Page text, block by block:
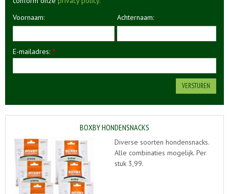
Voornaam:
Achternaam:
E-mailadres: *
BOXBY HONDENSNACKS
Diverse soorten hondensnacks.
Alle combinaties mogelijk. Per
stuk 3,99.